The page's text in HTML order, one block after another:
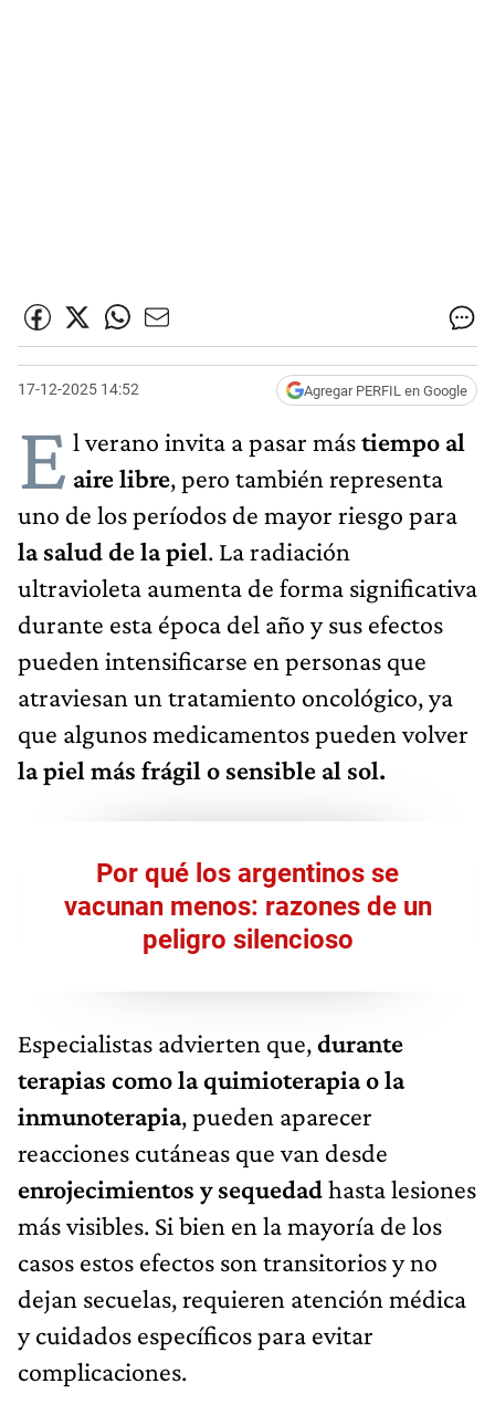
17-12-2025 14:52 Agregar PERFIL en Google
E l verano invita a pasar mástiempo al
aire libre, pero también representa
uno de los períodos de mayor riesgo para
la salud de la piel. La radiación
ultravioleta aumenta de forma significativa
durante esta época del año y sus efectos
pueden intensificarse en personas que
atraviesan un tratamiento oncológico, ya
que algunos medicamentos pueden volver
la piel más frágil o sensible al sol.
Por qué los argentinos se
vacunan menos: razones de un
peligro silencioso
Especialistas advierten que,durante
terapias como la quimioterapia o la
inmunoterapia, pueden aparecer
reacciones cutáneas que van desde
enrojecimientos y sequedadhasta lesiones
más visibles. Si bien en la mayoría de los
casos estos efectos son transitorios y no
dejan secuelas, requieren atención médica
y cuidados específicos para evitar
complicaciones.